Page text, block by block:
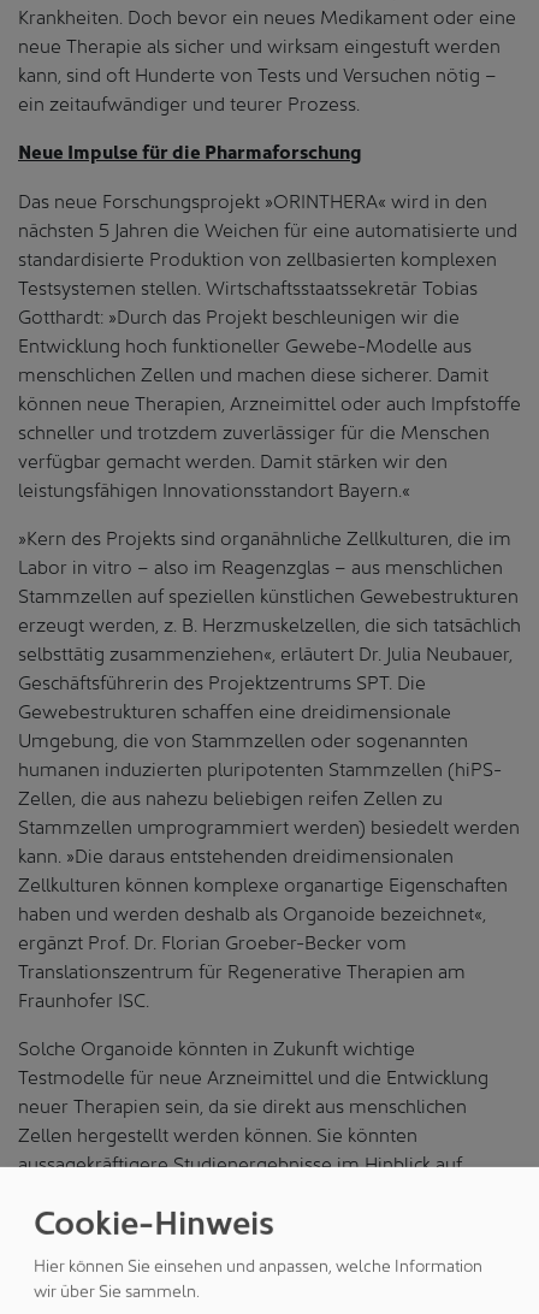
Krankheiten. Doch bevor ein neues Medikament oder eine
neue Therapie als sicher und wirksam eingestuft werden
kann, sind oft Hunderte von Tests und Versuchen nötig –
ein zeitaufwändiger und teurer Prozess.
Neue Impulse für die Pharmaforschung
Das neue Forschungsprojekt »ORINTHERA« wird in den
nächsten 5 Jahren die Weichen für eine automatisierte und
standardisierte Produktion von zellbasierten komplexen
Testsystemen stellen. Wirtschaftsstaatssekretär Tobias
Gotthardt: »Durch das Projekt beschleunigen wir die
Entwicklung hoch funktioneller Gewebe-Modelle aus
menschlichen Zellen und machen diese sicherer. Damit
können neue Therapien, Arzneimittel oder auch Impfstoffe
schneller und trotzdem zuverlässiger für die Menschen
verfügbar gemacht werden. Damit stärken wir den
leistungsfähigen Innovationsstandort Bayern.«
»Kern des Projekts sind organähnliche Zellkulturen, die im
Labor in vitro – also im Reagenzglas – aus menschlichen
Stammzellen auf speziellen künstlichen Gewebestrukturen
erzeugt werden, z. B. Herzmuskelzellen, die sich tatsächlich
selbsttätig zusammenziehen«, erläutert Dr. Julia Neubauer,
Geschäftsführerin des Projektzentrums SPT. Die
Gewebestrukturen schaffen eine dreidimensionale
Umgebung, die von Stammzellen oder sogenannten
humanen induzierten pluripotenten Stammzellen (hiPS-
Zellen, die aus nahezu beliebigen reifen Zellen zu
Stammzellen umprogrammiert werden) besiedelt werden
kann. »Die daraus entstehenden dreidimensionalen
Zellkulturen können komplexe organartige Eigenschaften
haben und werden deshalb als Organoide bezeichnet«,
ergänzt Prof. Dr. Florian Groeber-Becker vom
Translationszentrum für Regenerative Therapien am
Fraunhofer ISC.
Solche Organoide könnten in Zukunft wichtige
Testmodelle für neue Arzneimittel und die Entwicklung
neuer Therapien sein, da sie direkt aus menschlichen
Zellen hergestellt werden können. Sie könnten
aussagekräftigere Studienergebnisse im Hinblick auf
als Tierversuche. Damit dies möglich wird, ist es zwingend
festgelegten Verfahren hergestellt werden. Außerdem
müssen entsprechend standardisierte Testvorschriften
Cookie-Hinweis
Hier können Sie einsehen und anpassen, welche Information
wir über Sie sammeln.